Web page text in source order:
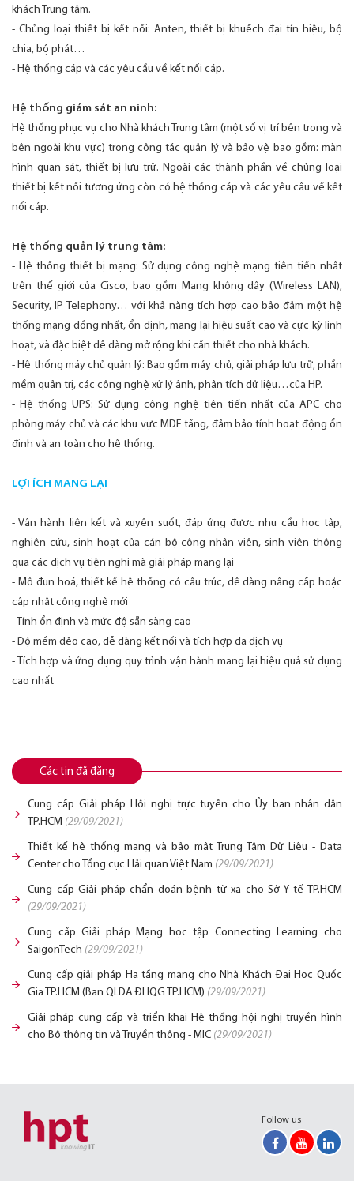
khách Trung tâm.
- Chủng loại thiết bị kết nối: Anten, thiết bị khuếch đại tín hiệu, bộ
chia, bộ phát…
- Hệ thống cáp và các yêu cầu về kết nối cáp.
Hệ thống giám sát an ninh:
Hệ thống phục vụ cho Nhà khách Trung tâm (một số vị trí bên trong và
bên ngoài khu vực) trong công tác quản lý và bảo vệ bao gồm: màn
hình quan sát, thiết bị lưu trữ. Ngoài các thành phần về chủng loại
thiết bị kết nối tương ứng còn có hệ thống cáp và các yêu cầu về kết
nối cáp.
Hệ thống quản lý trung tâm:
- Hệ thống thiết bị mạng: Sử dụng công nghệ mạng tiên tiến nhất
trên thế giới của Cisco, bao gồm Mạng không dây (Wireless LAN),
Security, IP Telephony… với khả năng tích hợp cao bảo đảm một hệ
thống mạng đồng nhất, ổn định, mang lại hiệu suất cao và cực kỳ linh
hoạt, và đặc biệt dễ dàng mở rộng khi cần thiết cho nhà khách.
- Hệ thống máy chủ quản lý: Bao gồm máy chủ, giải pháp lưu trữ, phần
mềm quản trị, các công nghệ xử lý ảnh, phân tích dữ liệu…của HP.
- Hệ thống UPS: Sử dụng công nghệ tiên tiến nhất của APC cho
phòng máy chủ và các khu vực MDF tầng, đảm bảo tính hoạt động ổn
định và an toàn cho hệ thống.
LỢI ÍCH MANG LẠI
- Vận hành liên kết và xuyên suốt, đáp ứng được nhu cầu học tập,
nghiên cứu, sinh hoạt của cán bộ công nhân viên, sinh viên thông
qua các dịch vụ tiện nghi mà giải pháp mang lại
- Mô đun hoá, thiết kế hệ thống có cấu trúc, dễ dàng nâng cấp hoặc
cập nhật công nghệ mới
- Tính ổn định và mức độ sẵn sàng cao
- Độ mềm dẻo cao, dễ dàng kết nối và tích hợp đa dịch vụ
- Tích hợp và ứng dụng quy trình vận hành mang lại hiệu quả sử dụng
cao nhất
Các tin đã đăng
Cung cấp Giải pháp Hội nghị trực tuyến cho Ủy ban nhân dân
TP.HCM (29/09/2021)
Thiết kế hệ thống mạng và bảo mật Trung Tâm Dữ Liệu - Data
Center cho Tổng cục Hải quan Việt Nam (29/09/2021)
Cung cấp Giải pháp chẩn đoán bệnh từ xa cho Sở Y tế TP.HCM
(29/09/2021)
Cung cấp Giải pháp Mạng học tập Connecting Learning cho
SaigonTech (29/09/2021)
Cung cấp giải pháp Hạ tầng mạng cho Nhà Khách Đại Học Quốc
Gia TP.HCM (Ban QLDA ĐHQG TP.HCM) (29/09/2021)
Giải pháp cung cấp và triển khai Hệ thống hội nghị truyền hình
cho Bộ thông tin và Truyền thông - MIC (29/09/2021)
Follow us